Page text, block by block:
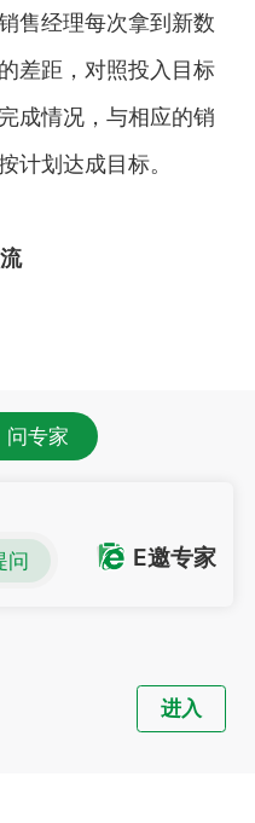
销售经理每次拿到新数
差距，对照投入目标
成情况，与相应的销
计划达成目标。
专家
问 E邀专家
进入